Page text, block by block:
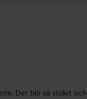
Det blir så strävt och